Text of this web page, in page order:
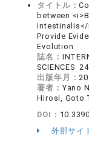
タイトル：
between
intestinalis</
Provide
Evolution
誌名：
SCIENCES
出版年月：
著者： Yano
Hirosi, Goto
DOI：
外部サイ